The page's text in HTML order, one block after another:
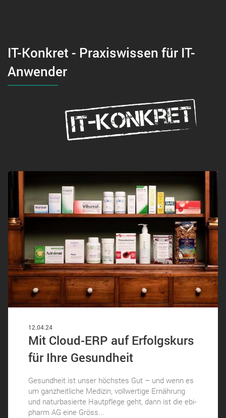
IT-Konkret - Praxiswissen für IT-
Anwender
12.04.24
Mit Cloud-ERP auf Erfolgskurs
für Ihre Gesundheit
Gesundheit ist unser höchstes Gut – und wenn es
um ganzheitliche Medizin, vollwertige Ernährung
und naturbasierte Hautpflege geht, dann ist die ebi-
pharm AG eine Gröss...